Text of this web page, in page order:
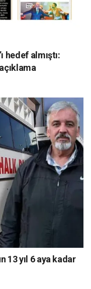
hedef almıştı:
13 yıl 6 aya kadar